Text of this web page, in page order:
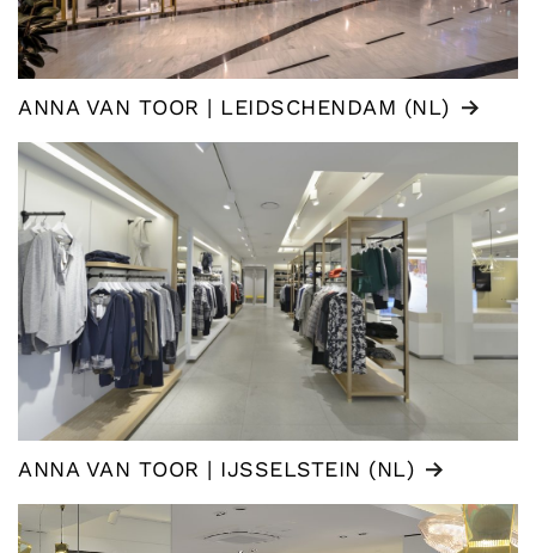
ANNA VAN TOOR | LEIDSCHENDAM (NL)
ANNA VAN TOOR | IJSSELSTEIN (NL)